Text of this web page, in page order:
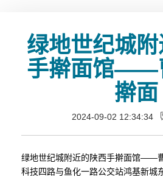
绿地世纪城
手擀面馆——
擀面
2024-09-02 12:34:34
绿地世纪城附近的陕西手擀面馆——
科技四路与鱼化一路公交站鸿基新城